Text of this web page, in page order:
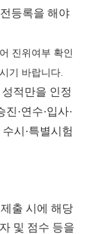
등록을 해야
진위여부 확인
기 바랍니다.
적만을 인정
·연수·입사·
시·특별시험
출 시에 해당
및 점수 등을